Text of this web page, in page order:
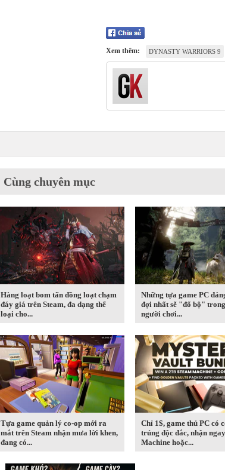
Xem thêm: DYNASTY WARRIORS 9
Cùng chuyên mục
Hàng loạt bom tấn đồng loạt chạm
đáy giá trên Steam, đa dạng thể
loại cho...
Những tựa game PC
đợi nhất sẽ "đổ bộ"
người chơi...
Tựa game quản lý co-op mới ra
mắt trên Steam nhận mưa lời khen,
đang có...
Chỉ 1$, game thủ PC có
trúng độc đắc, nhận
Machine hoặc...